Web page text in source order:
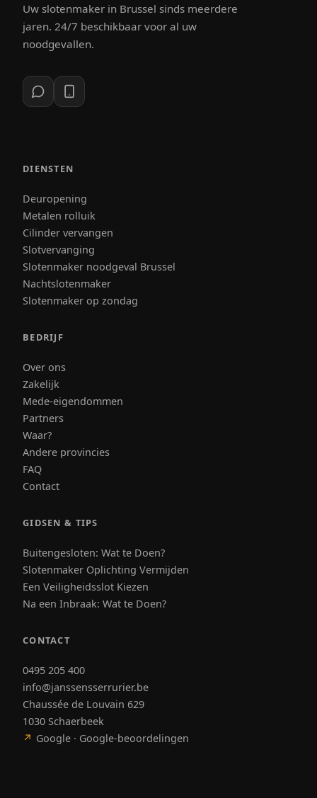
Uw slotenmaker in Brussel sinds meerdere
jaren. 24/7 beschikbaar voor al uw
noodgevallen.
DIENSTEN
Deuropening
Metalen rolluik
Cilinder vervangen
Slotvervanging
Slotenmaker noodgeval Brussel
Nachtslotenmaker
Slotenmaker op zondag
BEDRIJF
Over ons
Zakelijk
Mede-eigendommen
Partners
Waar?
Andere provincies
FAQ
Contact
GIDSEN & TIPS
Buitengesloten: Wat te Doen?
Slotenmaker Oplichting Vermijden
Een Veiligheidsslot Kiezen
Na een Inbraak: Wat te Doen?
CONTACT
0495 205 400
info@janssensserrurier.be
Chaussée de Louvain 629
1030 Schaerbeek
↗ Google · Google-beoordelingen